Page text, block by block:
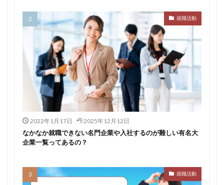
就職活動
2022年1月17日 2025年12月12日
なかなか就職できない名門企業や入社するのが難しい有名大
企業一覧ってあるの？
就職活動
進路決まらない
逆質問 逆求人
退会出来ない
転職できる
転職サイト 穴場
私服
愛知県名古屋市
既卒 朝日学情ナビ
服装
有名企業
最終面接 書けない
書かない
早期選考時期
早期選考 新卒採用
東北地方
新卒応援ハローワーク
新卒 支援先
持ち駒ゼロ
手遅れ 手取り15万
成長
泣くほど嫌い
相談 甘い 理系ナビ
理系
狙い目
無理
株式会社ジールコミュニケーションズ
求人探し方